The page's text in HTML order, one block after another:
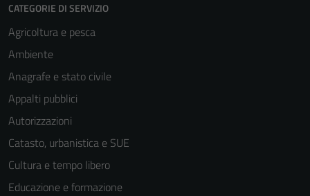
CATEGORIE DI SERVIZIO
Agricoltura e pesca
Ambiente
Anagrafe e stato civile
Appalti pubblici
Autorizzazioni
Catasto, urbanistica e SUE
Cultura e tempo libero
Educazione e formazione